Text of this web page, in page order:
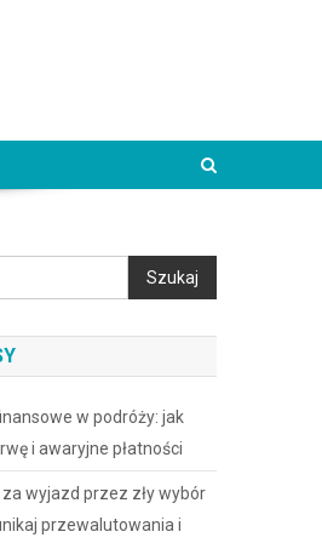
Szukaj
w podróży: jak
i awaryjne płatności
wyjazd przez zły wybór
przewalutowania i